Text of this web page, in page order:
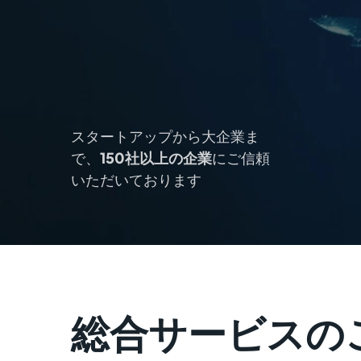
スタートアップから大企業ま
で、 150社以上の企業にご信頼
いただいております
総合サービスの